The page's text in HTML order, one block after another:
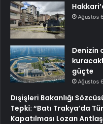
Ağustos
Denizin
güçte
Ağustos
Dışişleri Bakanlığı
Tepki: “Batı Trakya’da
Kapatılması Lozan